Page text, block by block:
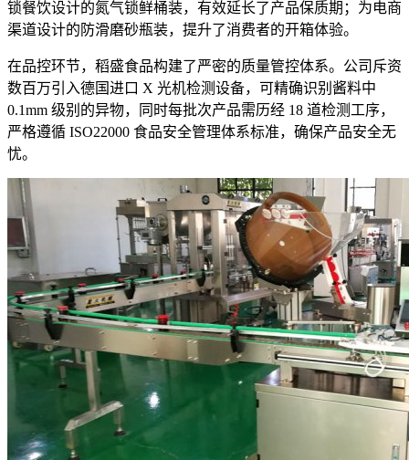
锁餐饮设计的氮气锁鲜桶装，有效延长了产品保质期；为电商
渠道设计的防滑磨砂瓶装，提升了消费者的开箱体验。
在品控环节，稻盛食品构建了严密的质量管控体系。公司斥资
数百万引入德国进口 X 光机检测设备，可精确识别酱料中
0.1mm 级别的异物，同时每批次产品需历经 18 道检测工序，
严格遵循 ISO22000 食品安全管理体系标准，确保产品安全无
忧。